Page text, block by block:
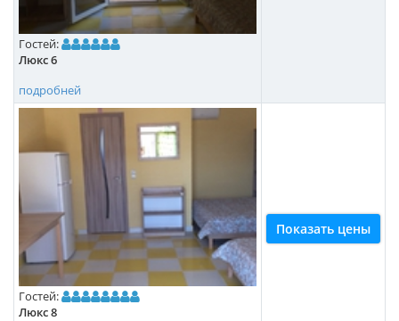
Гостей:
Люкс 6
подробней
Гостей:
Люкс 8
Показать цены